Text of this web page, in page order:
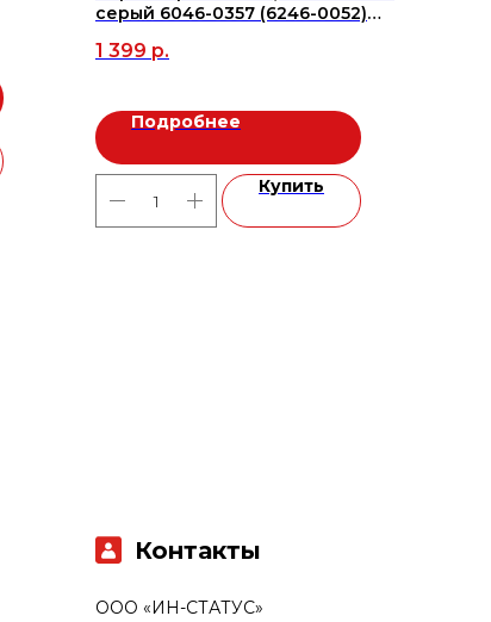
серый 6046-0357 (6246-0052)
1 399 р.
Подробнее
Купить
ООО «ИН-СТАТУС»
Контакты